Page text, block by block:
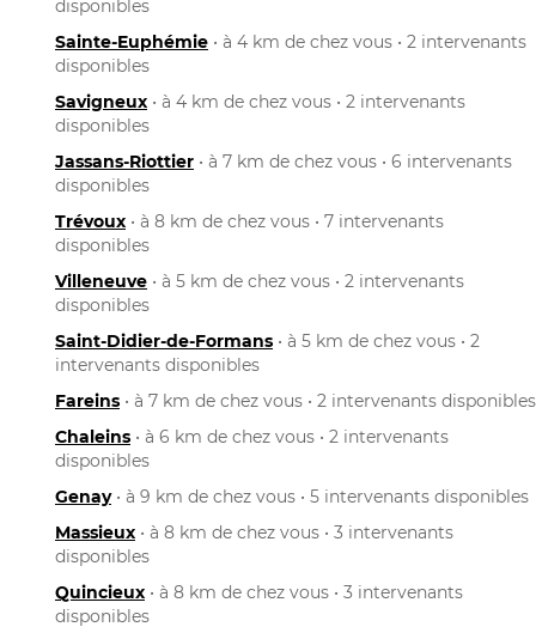
disponibles
Sainte-Euphémie • à 4 km de chez vous • 2 intervenants
disponibles
Savigneux • à 4 km de chez vous • 2 intervenants
disponibles
Jassans-Riottier • à 7 km de chez vous • 6 intervenants
disponibles
Trévoux • à 8 km de chez vous • 7 intervenants
disponibles
Villeneuve • à 5 km de chez vous • 2 intervenants
disponibles
Saint-Didier-de-Formans • à 5 km de chez vous • 2
intervenants disponibles
Fareins • à 7 km de chez vous • 2 intervenants disponibles
Chaleins • à 6 km de chez vous • 2 intervenants
disponibles
Genay• à 9 km de chez vous • 5 intervenants disponibles
Massieux • à 8 km de chez vous • 3 intervenants
disponibles
Quincieux • à 8 km de chez vous • 3 intervenants
disponibles